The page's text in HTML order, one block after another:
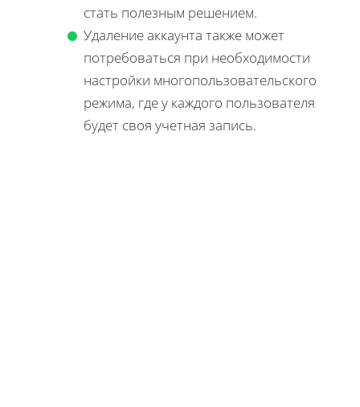
стать полезным решением.
Удаление аккаунта также может
потребоваться при необходимости
настройки многопользовательского
режима, где у каждого пользователя
будет своя учетная запись.